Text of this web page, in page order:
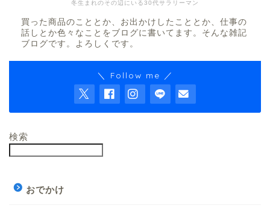
冬生まれのその辺にいる30代サラリーマン
買った商品のこととか、お出かけしたこととか、仕事の
話しとか色々なことをブログに書いてます。そんな雑記
ブログです。よろしくです。
＼ Follow me ／
検索
おでかけ